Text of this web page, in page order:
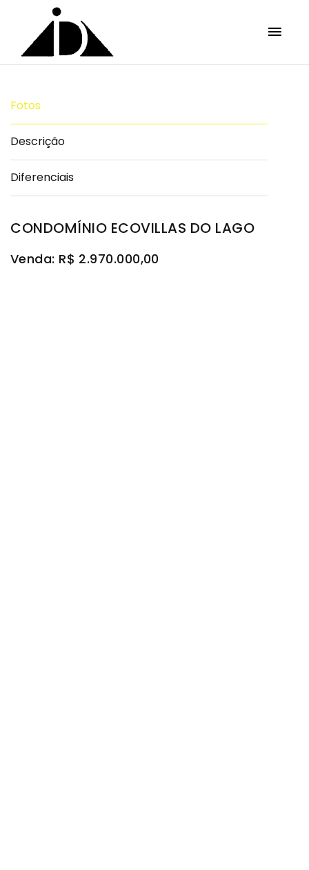
Fotos
Descrição
Diferenciais
CONDOMÍNIO ECOVILLAS DO LAGO
Venda: R$ 2.970.000,00